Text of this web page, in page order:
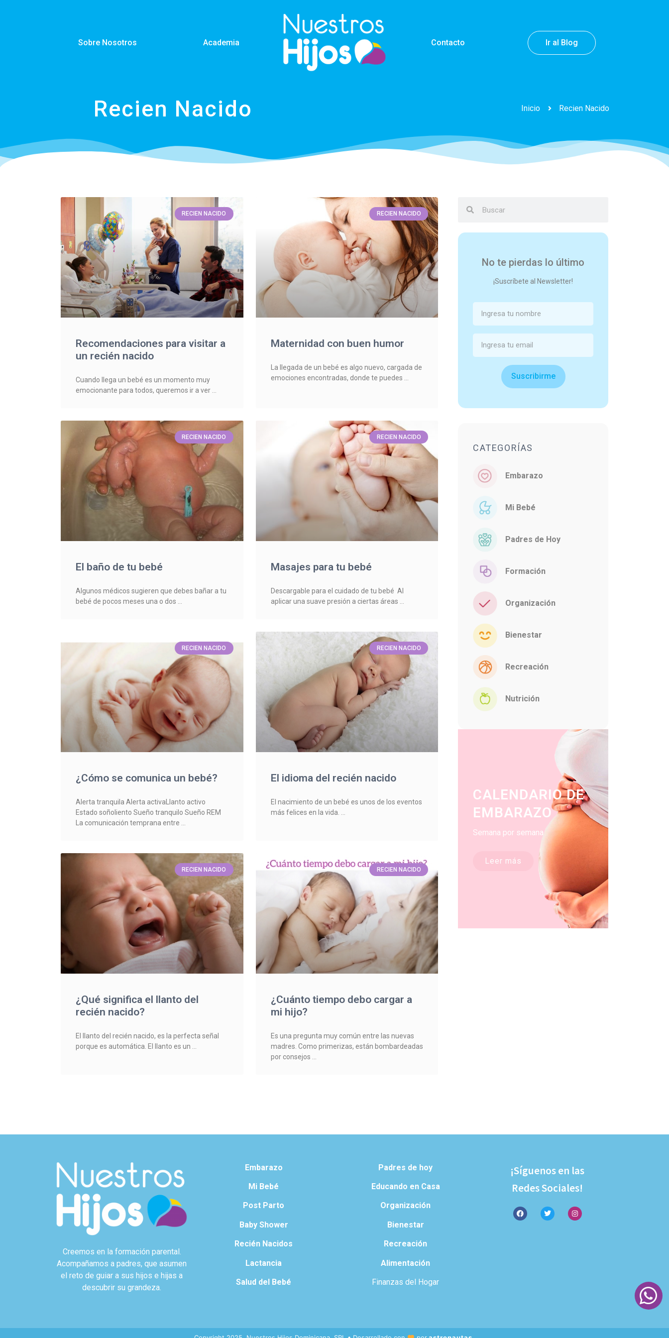
Sobre Nosotros Academia Contacto Ir al Blog
Recien Nacido Inicio Recien Nacido
RECIEN NACIDO
Recomendaciones para visitar a
un recién nacido
Cuando llega un bebé es un momento muy
emocionante para todos, queremos ir a ver
RECIEN NACIDO
Maternidad con buen humor
La llegada de un bebé es algo nuevo, cargada de
emociones encontradas, donde te puedes
RECIEN NACIDO
El baño de tu bebé
Algunos médicos sugieren que debes bañar a tu
bebé de pocos meses una o dos
RECIEN NACIDO
Masajes para tu bebé
Descargable para el cuidado de tu bebé Al
aplicar una suave presión a ciertas áreas
RECIEN NACIDO
¿Cómo se comunica un bebé?
Alerta tranquila Alerta activaLlanto activo
Estado soñoliento Sueño tranquilo Sueño REM
La comunicación temprana entre
RECIEN NACIDO
El idioma del recién nacido
El nacimiento de un bebé es unos de los eventos
más felices en la vida.
RECIEN NACIDO
¿Qué significa el llanto del
recién nacido?
El llanto del recién nacido, es la perfecta señal
porque es automática. El llanto es un
RECIEN NACIDO
¿Cuánto tiempo debo cargar a
mi hijo?
Es una pregunta muy común entre las nuevas
madres. Como primerizas, están bombardeadas
por consejos
No te pierdas lo último
¡Suscríbete al Newsletter!
Suscribirme
CATEGORÍAS
Embarazo
Mi Bebé
Padres de Hoy
Formación
Organización
Bienestar
Recreación
Nutrición
CALENDARIO DE
EMBARAZO
Semana por semana
Leer más
Creemos en la formación parental.
Acompañamos a padres, que asumen
el reto de guiar a sus hijos e hijas a
descubrir su grandeza.
Embarazo
Mi Bebé
Post Parto
Baby Shower
Recién Nacidos
Lactancia
Salud del Bebé
Padres de hoy
Educando en Casa
Organización
Bienestar
Recreación
Alimentación
Finanzas del Hogar
¡Síguenos en las
Redes Sociales!